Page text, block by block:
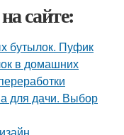
сайте:
бутылок. Пуфик
в домашних
для дачи. Выбор